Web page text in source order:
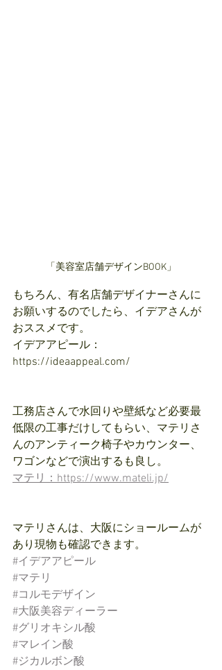
「美容室店舗デザインBOOK」
もちろん、有名店舗デザイナーさんに
お願いするのでしたら、イデアさんが
おススメです。
イデアアピール：
https://ideaappeal.com/
工務店さんで水回りや壁紙など必要最
低限の工事だけしてもらい、マテリさ
んのアンティーク椅子やカウンター、
ワゴンなどで演出するも良し。
マテリ：https://www.mateli.jp/
マテリさんは、大阪にショールームが
あり現物も確認できます。
#イデアアピール
#マテリ
#コルモデザイン
#大阪美容ディーラー
#グリオキシル酸
#マレイン酸
#ジカルボン酸